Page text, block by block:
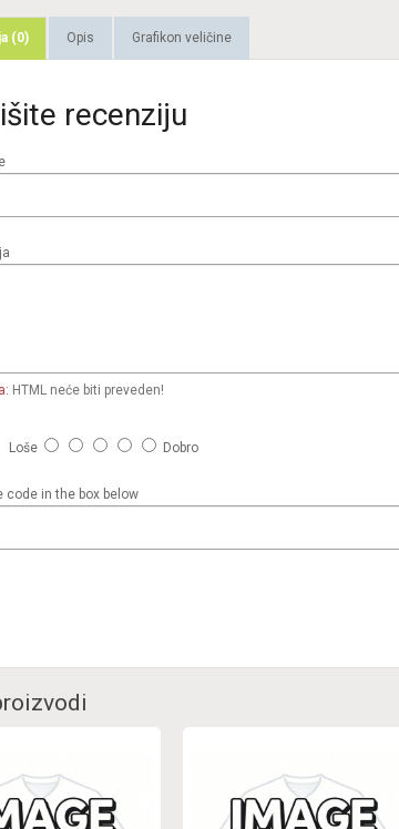
(0) Opis Grafikon veličine
recenziju
HTML neće biti preveden!
Loše Dobro
code in the box below